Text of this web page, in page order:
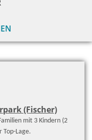
(Fischer)
mit 3 Kindern (2
Top-Lage.